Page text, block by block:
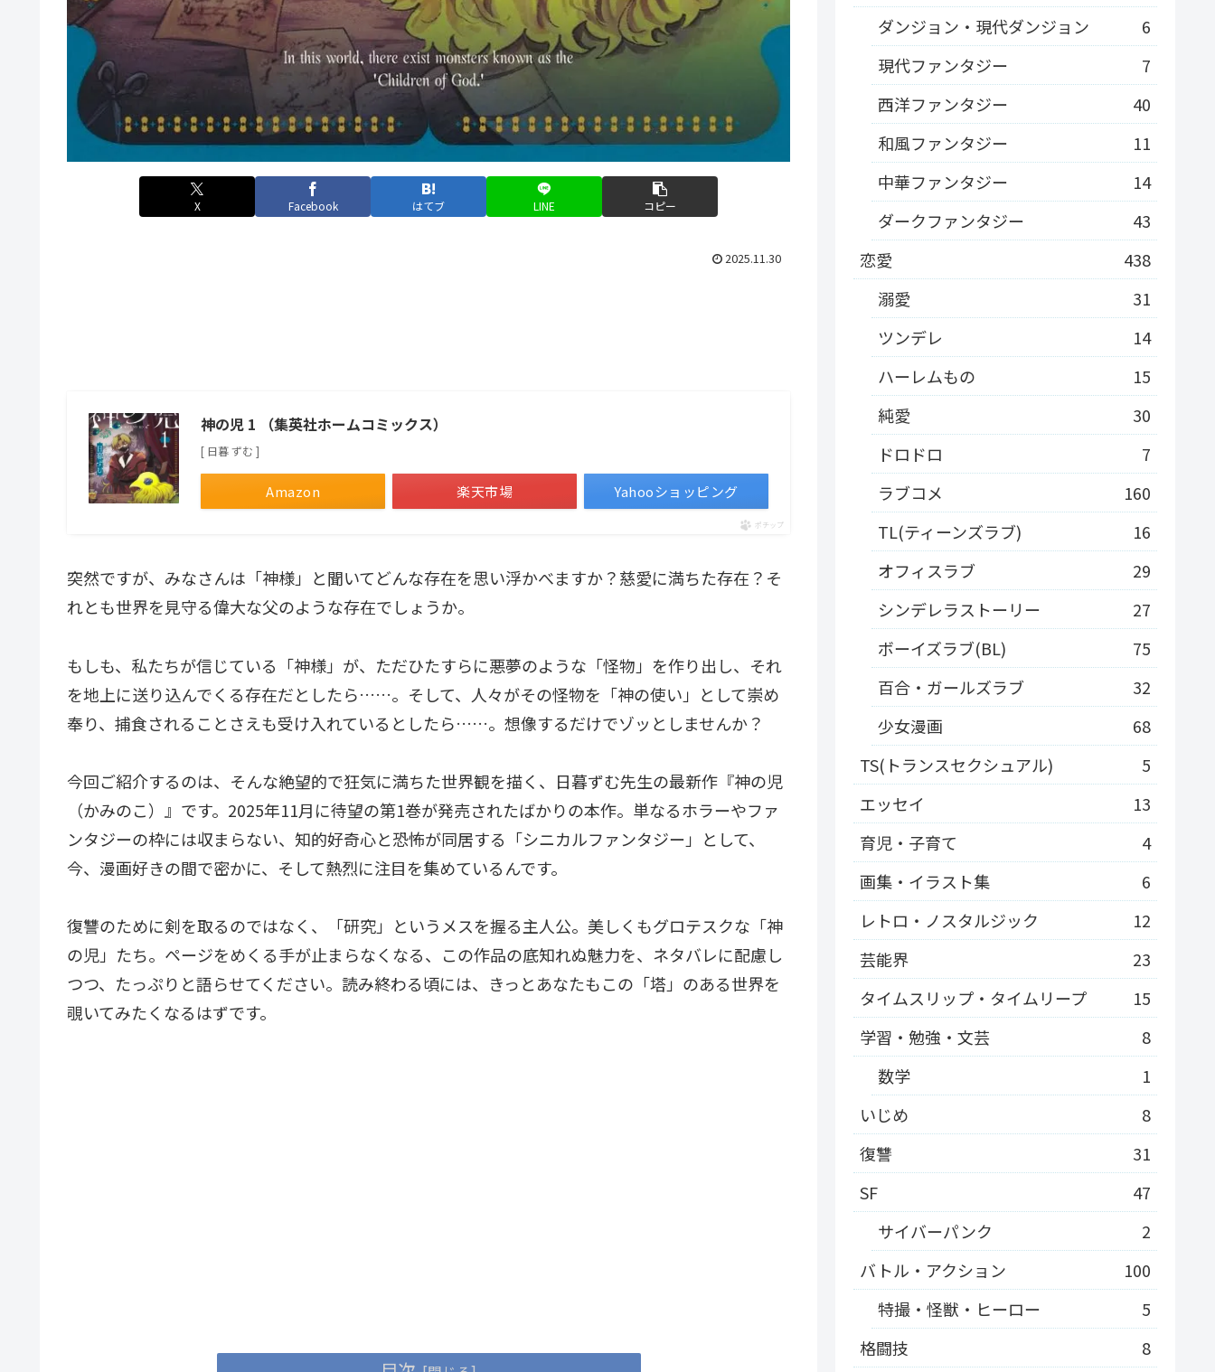
X Facebook はてブ LINE コピー
2025.11.30
神の児 1 （集英社ホームコミックス）
[ 日暮 ずむ ]
Amazon 楽天市場 Yahooショッピング
ポチップ
突然ですが、みなさんは「神様」と聞いてどんな存在を思い浮かべますか？慈愛に満ちた存在？そ
れとも世界を見守る偉大な父のような存在でしょうか。
もしも、私たちが信じている「神様」が、ただひたすらに悪夢のような「怪物」を作り出し、それ
を地上に送り込んでくる存在だとしたら……。そして、人々がその怪物を「神の使い」として崇め
奉り、捕食されることさえも受け入れているとしたら……。想像するだけでゾッとしませんか？
今回ご紹介するのは、そんな絶望的で狂気に満ちた世界観を描く、日暮ずむ先生の最新作『神の児
（かみのこ）』です。2025年11月に待望の第1巻が発売されたばかりの本作。単なるホラーやファ
ンタジーの枠には収まらない、知的好奇心と恐怖が同居する「シニカルファンタジー」として、
今、漫画好きの間で密かに、そして熱烈に注目を集めているんです。
復讐のために剣を取るのではなく、「研究」というメスを握る主人公。美しくもグロテスクな「神
の児」たち。ページをめくる手が止まらなくなる、この作品の底知れぬ魅力を、ネタバレに配慮し
つつ、たっぷりと語らせてください。読み終わる頃には、きっとあなたもこの「塔」のある世界を
覗いてみたくなるはずです。
ダンジョン・現代ダンジョン
6
現代ファンタジー
7
西洋ファンタジー
40
和風ファンタジー
11
中華ファンタジー
14
ダークファンタジー
43
恋愛
438
溺愛
31
ツンデレ
14
ハーレムもの
15
純愛
30
ドロドロ
7
ラブコメ
160
TL(ティーンズラブ)
16
オフィスラブ
29
シンデレラストーリー
27
ボーイズラブ(BL)
75
百合・ガールズラブ
32
少女漫画
68
TS(トランスセクシュアル)
5
エッセイ
13
育児・子育て
4
画集・イラスト集
6
レトロ・ノスタルジック
12
芸能界
23
タイムスリップ・タイムリープ
15
学習・勉強・文芸
8
数学
1
いじめ
8
復讐
31
SF
47
サイバーパンク
2
バトル・アクション
100
特撮・怪獣・ヒーロー
5
格闘技
8